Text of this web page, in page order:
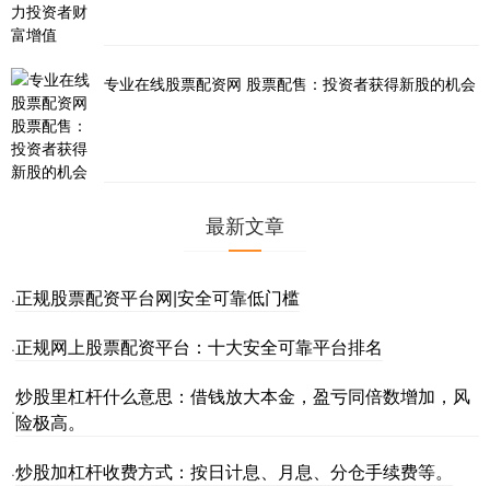
专业在线股票配资网 股票配售：投资者获得新股的机会
最新文章
·正规股票配资平台网|安全可靠低门槛
·正规网上股票配资平台：十大安全可靠平台排名
·
炒股里杠杆什么意思：借钱放大本金，盈亏同倍数增加，风
险极高。
·炒股加杠杆收费方式：按日计息、月息、分仓手续费等。